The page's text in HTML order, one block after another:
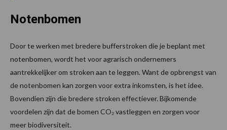
Notenbomen
Door te werken met bredere bufferstroken die je beplant met
notenbomen, wordt het voor agrarisch ondernemers
aantrekkelijker om stroken aan te leggen. Want de opbrengst van
de notenbomen kan zorgen voor extra inkomsten, is het idee.
Bovendien zijn die bredere stroken effectiever. Bijkomende
voordelen zijn dat de bomen CO₂ vastleggen en zorgen voor
meer biodiversiteit.